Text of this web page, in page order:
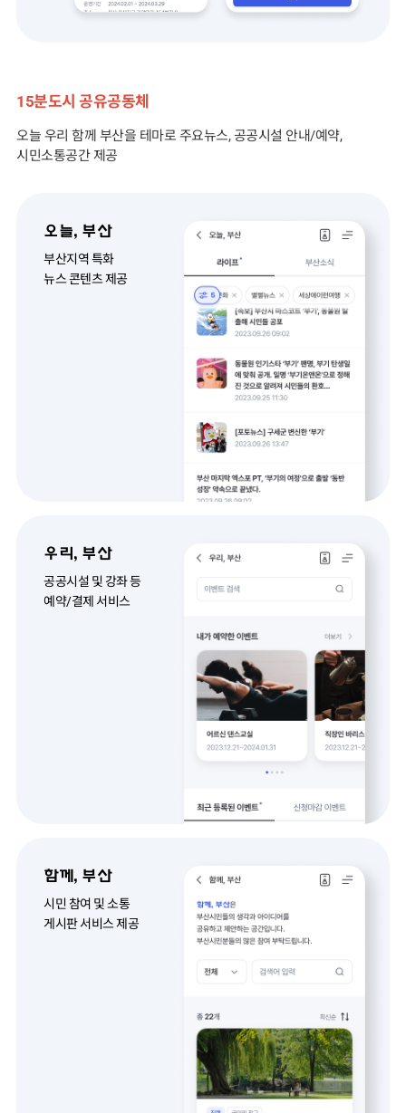
15분도시 공유공동체
오늘 우리 함께 부산을 테마로 주요뉴스, 공공시설 안내/예약,
시민소통공간 제공
오늘, 부산
부산지역 특화
뉴스 콘텐츠 제공
우리, 부산
공공시설 및 강좌 등
예약/결제 서비스
함께, 부산
시민 참여 및 소통
게시판 서비스 제공